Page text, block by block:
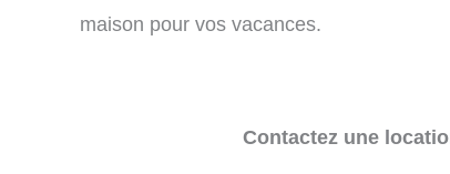
maison pour vos vacances.
Contactez une